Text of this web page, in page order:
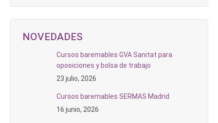
NOVEDADES
Cursos baremables GVA Sanitat para
oposiciones y bolsa de trabajo
23 julio, 2026
Cursos baremables SERMAS Madrid
16 junio, 2026